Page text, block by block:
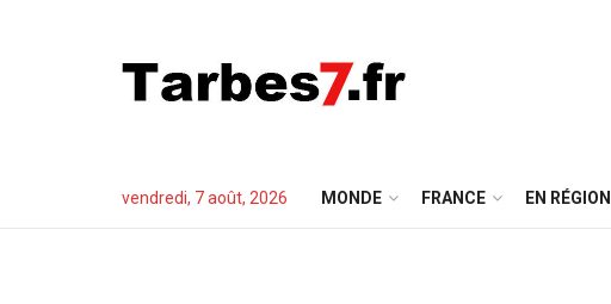
vendredi, 7 août, 2026 MONDE FRANCE EN RÉGION